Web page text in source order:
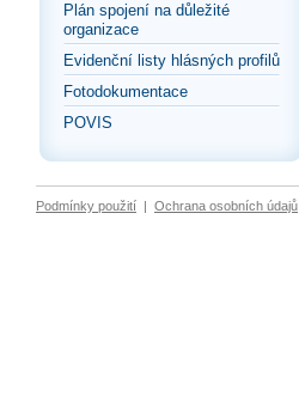
Plán spojení na důležité
organizace
Evidenční listy hlásných profilů
Fotodokumentace
POVIS
Podmínky použití | Ochrana osobních údajů